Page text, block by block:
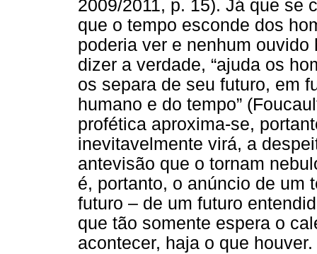
2009/2011, p. 15). Já que se
que o tempo esconde dos
poderia ver e nenhum
dizer a verdade, “ajuda os
os separa de seu futuro, em
humano e do tempo”
profética aproxima-se,
inevitavelmente virá, a
antevisão que o tornam
é, portanto, o anúncio de um
futuro – de um futuro
que tão somente espera o
acontecer, haja o que houver.